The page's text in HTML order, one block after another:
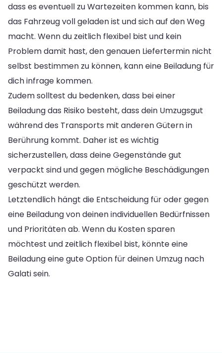
dass es eventuell zu Wartezeiten kommen kann, bis
das Fahrzeug voll geladen ist und sich auf den Weg
macht. Wenn du zeitlich flexibel bist und kein
Problem damit hast, den genauen Liefertermin nicht
selbst bestimmen zu können, kann eine Beiladung für
dich infrage kommen.
Zudem solltest du bedenken, dass bei einer
Beiladung das Risiko besteht, dass dein Umzugsgut
während des Transports mit anderen Gütern in
Berührung kommt. Daher ist es wichtig
sicherzustellen, dass deine Gegenstände gut
verpackt sind und gegen mögliche Beschädigungen
geschützt werden.
Letztendlich hängt die Entscheidung für oder gegen
eine Beiladung von deinen individuellen Bedürfnissen
und Prioritäten ab. Wenn du Kosten sparen
möchtest und zeitlich flexibel bist, könnte eine
Beiladung eine gute Option für deinen Umzug nach
Galati sein.